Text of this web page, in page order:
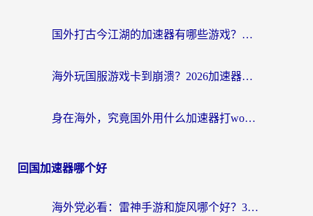
国外打古今江湖的加速器有哪些游戏？一个海外玩家的终极选择指南
海外玩国服游戏卡到崩溃？2026加速器免费推荐+实用指南（亲测有效）
身在海外，究竟国外用什么加速器打wow好？
回国加速器哪个好
海外党必看：雷神手游和旋风哪个好？3分钟选对回国加速器，无缝刷国内剧玩游戏